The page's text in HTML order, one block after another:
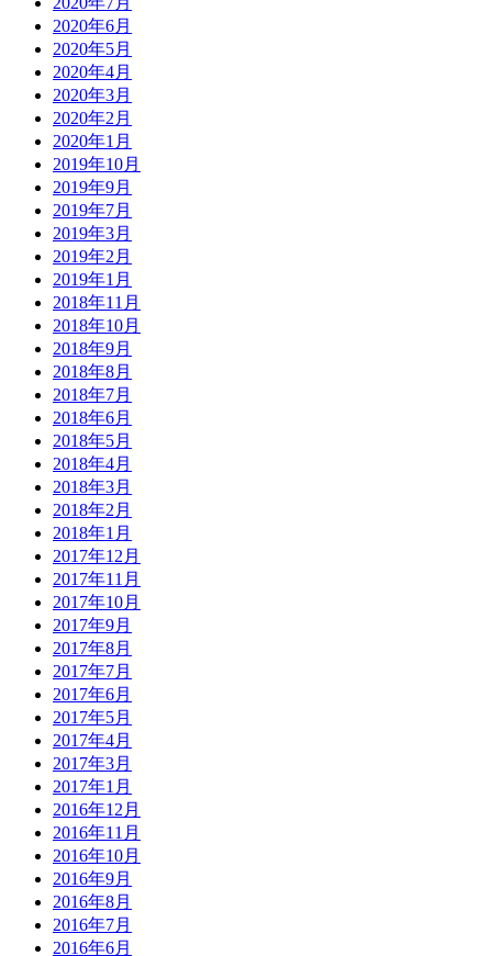
2020年6月
2020年5月
2020年4月
2020年3月
2020年2月
2020年1月
2019年10月
2019年9月
2019年7月
2019年3月
2019年2月
2019年1月
2018年11月
2018年10月
2018年9月
2018年8月
2018年7月
2018年6月
2018年5月
2018年4月
2018年3月
2018年2月
2018年1月
2017年12月
2017年11月
2017年10月
2017年9月
2017年8月
2017年7月
2017年6月
2017年5月
2017年4月
2017年3月
2017年1月
2016年12月
2016年11月
2016年10月
2016年9月
2016年8月
2016年7月
2016年6月